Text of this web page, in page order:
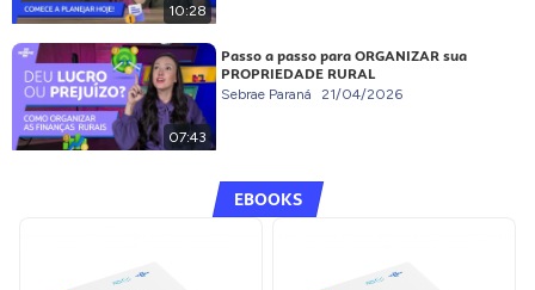
10:28
07:43
Passo a passo para ORGANIZAR sua
PROPRIEDADE RURAL
Sebrae Paraná 21/04/2026
EBOOKS